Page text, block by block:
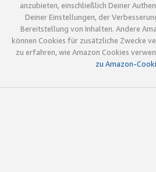
anzubieten, einschließlich Deiner
Deiner Einstellungen, der
Bereitstellung von Inhalten. Andere
können Cookies für zusätzliche Zwecke
zu erfahren, wie Amazon Cookies
zu Amazon-